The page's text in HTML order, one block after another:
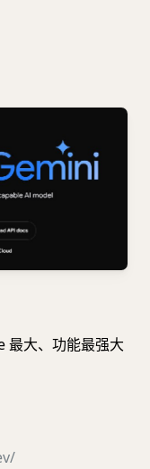
最大、功能最强大